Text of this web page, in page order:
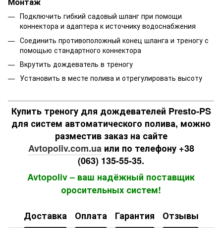
Подключить гибкий садовый шланг при помощи
коннектора и адаптера к источнику водоснабжения
Соединить противоположный конец шланга и треногу с
помощью стандартного коннектора
Вкрутить дождеватель в треногу
Установить в месте полива и отрегулировать высоту
Купить треногу для дождевателей Presto-PS
для систем автоматического полива, можно
разместив заказ на сайте
Avtopoliv.com.uaили по телефону +38
(063) 135-55-35.
Avtopoliv – ваш надёжный поставщик
оросительных систем!
Доставка Оплата Гарантия Отзывы